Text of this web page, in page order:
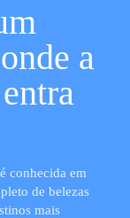
a
conhecida em
de belezas
mais